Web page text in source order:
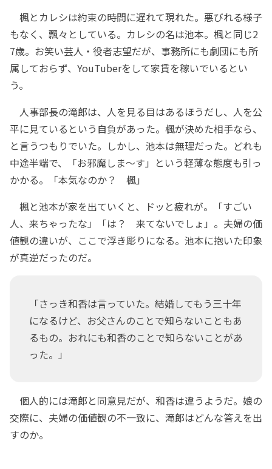
楓とカレシは約束の時間に遅れて現れた。悪びれる様子
もなく、飄々としている。カレシの名は池本。楓と同じ2
7歳。お笑い芸人・役者志望だが、事務所にも劇団にも所
属しておらず、YouTuberをして家賃を稼いでいるとい
う。
人事部長の滝郎は、人を見る目はあるほうだし、人を公
平に見ているという自負があった。楓が決めた相手なら、
と言うつもりでいた。しかし、池本は無理だった。どれも
中途半端で、「お邪魔しま～す」という軽薄な態度も引っ
かかる。「本気なのか？ 楓」
楓と池本が家を出ていくと、ドッと疲れが。「すごい
人、来ちゃったな」「は？ 来てないでしょ」。夫婦の価
値観の違いが、ここで浮き彫りになる。池本に抱いた印象
が真逆だったのだ。
「さっき和香は言っていた。結婚してもう三十年
になるけど、お父さんのことで知らないこともあ
るもの。おれにも和香のことで知らないことがあ
った。」
個人的には滝郎と同意見だが、和香は違うようだ。娘の
交際に、夫婦の価値観の不一致に、滝郎はどんな答えを出
すのか。